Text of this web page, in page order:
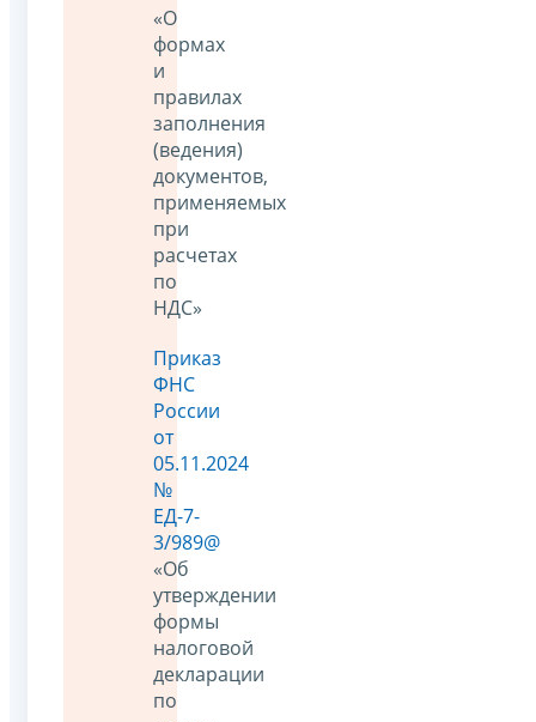
«О
формах
и
правилах
заполнения
(ведения)
документов,
применяемых
при
расчетах
по
НДС»
Приказ
ФНС
России
от
05.11.2024
№
ЕД-7-
3/989@
«Об
утверждении
формы
налоговой
декларации
по